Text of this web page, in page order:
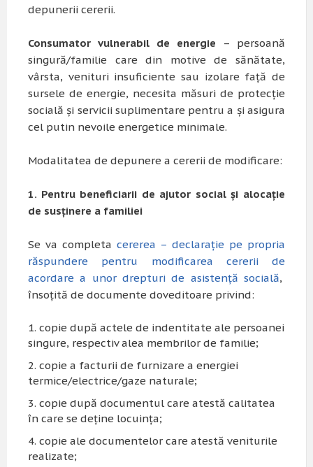
depunerii cererii.
Consumator vulnerabil de energie
– persoană
singură/familie care din motive de sănătate,
vârsta, venituri insuficiente sau izolare față de
sursele de energie, necesita măsuri de protecție
socială și servicii suplimentare pentru a și asigura
cel putin nevoile energetice minimale.
Modalitatea de depunere a cererii de modificare:
1. Pentru beneficiarii de ajutor social și alocație
de susținere a familiei
Se va completa cererea – declarație pe propria
răspundere pentru modificarea cererii de
acordare a unor drepturi de asistență socială,
însoțită de documente doveditoare privind:
copie după actele de indentitate ale persoanei
singure, respectiv alea membrilor de familie;
copie a facturii de furnizare a energiei
termice/electrice/gaze naturale;
copie după documentul care atestă calitatea
în care se deține locuința;
copie ale documentelor care atestă veniturile
realizate;